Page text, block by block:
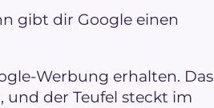
gibt dir Google einen
Werbung erhalten. Das
der Teufel steckt im